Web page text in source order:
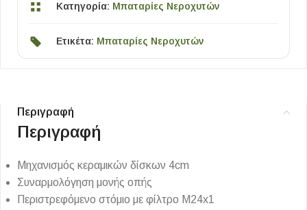
Κατηγορία: Μπαταρίες Νεροχυτών
Ετικέτα: Μπαταρίες Νεροχυτών
Περιγραφή
Περιγραφή
Μηχανισμός κεραμικών δίσκων 4cm
Συναρμολόγηση μονής οπής
Περιστρεφόμενο στόμιο με φίλτρο M24x1